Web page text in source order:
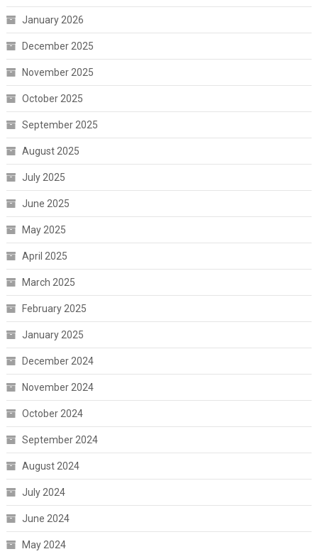
January 2026
December 2025
November 2025
October 2025
September 2025
August 2025
July 2025
June 2025
May 2025
April 2025
March 2025
February 2025
January 2025
December 2024
November 2024
October 2024
September 2024
August 2024
July 2024
June 2024
May 2024